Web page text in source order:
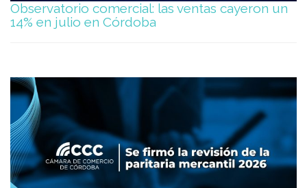
Observatorio comercial: las ventas cayeron un
14% en julio en Córdoba